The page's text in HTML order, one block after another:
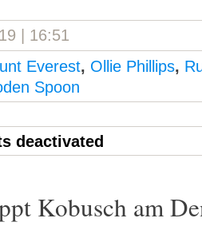
| 16:51
Everest, Ollie Phillips,
Spoon
deactivated
Kobusch am